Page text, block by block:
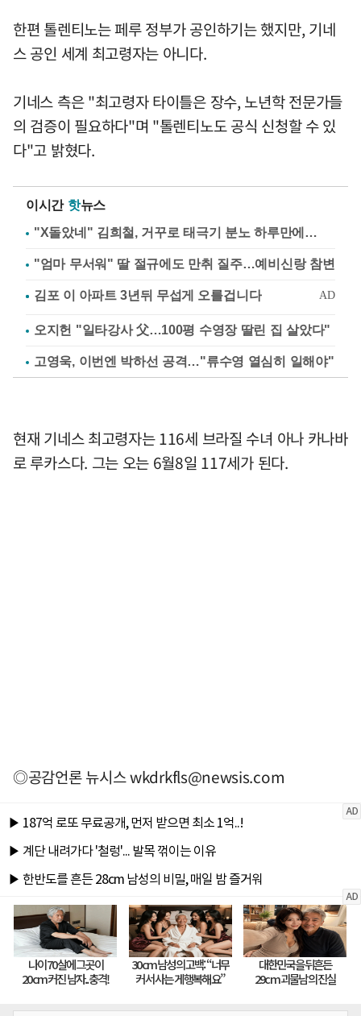
한편 톨렌티노는 페루 정부가 공인하기는 했지만, 기네
스 공인 세계 최고령자는 아니다.
기네스 측은 "최고령자 타이틀은 장수, 노년학 전문가들
의 검증이 필요하다"며 "톨렌티노도 공식 신청할 수 있
다"고 밝혔다.
이시간 핫뉴스
"X돌았네" 김희철, 거꾸로 태극기 분노 하루만에…
"엄마 무서워" 딸 절규에도 만취 질주…예비신랑 참변
오지헌 "일타강사 父…100평 수영장 딸린 집 살았다"
고영욱, 이번엔 박하선 공격…"류수영 열심히 일해야"
현재 기네스 최고령자는 116세 브라질 수녀 아나 카나바
로 루카스다. 그는 오는 6월8일 117세가 된다.
◎공감언론 뉴시스wkdrkfls@newsis.com